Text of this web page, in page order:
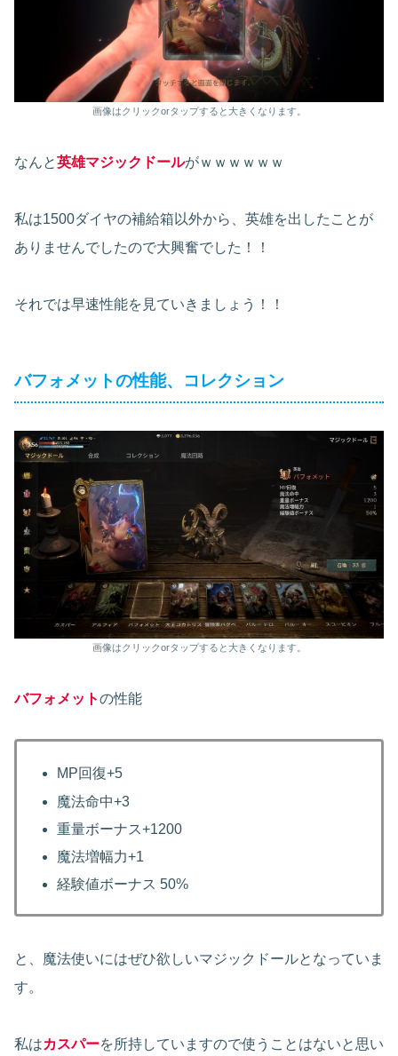
画像はクリックorタップすると大きくなります。
なんと英雄マジックドールがｗｗｗｗｗｗ
私は1500ダイヤの補給箱以外から、英雄を出したことが
ありませんでしたので大興奮でした！！
それでは早速性能を見ていきましょう！！
バフォメットの性能、コレクション
画像はクリックorタップすると大きくなります。
バフォメットの性能
MP回復+5
魔法命中+3
重量ボーナス+1200
魔法増幅力+1
経験値ボーナス 50%
と、魔法使いにはぜひ欲しいマジックドールとなっていま
す。
私はカスパーを所持していますので使うことはないと思い